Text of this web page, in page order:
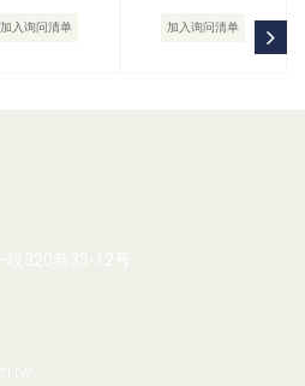
加入询问清单 加入询问清单